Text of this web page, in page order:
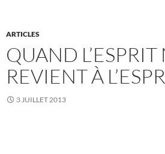
ARTICLES
QUAND
REVIENT À
3 JUILLET 2013